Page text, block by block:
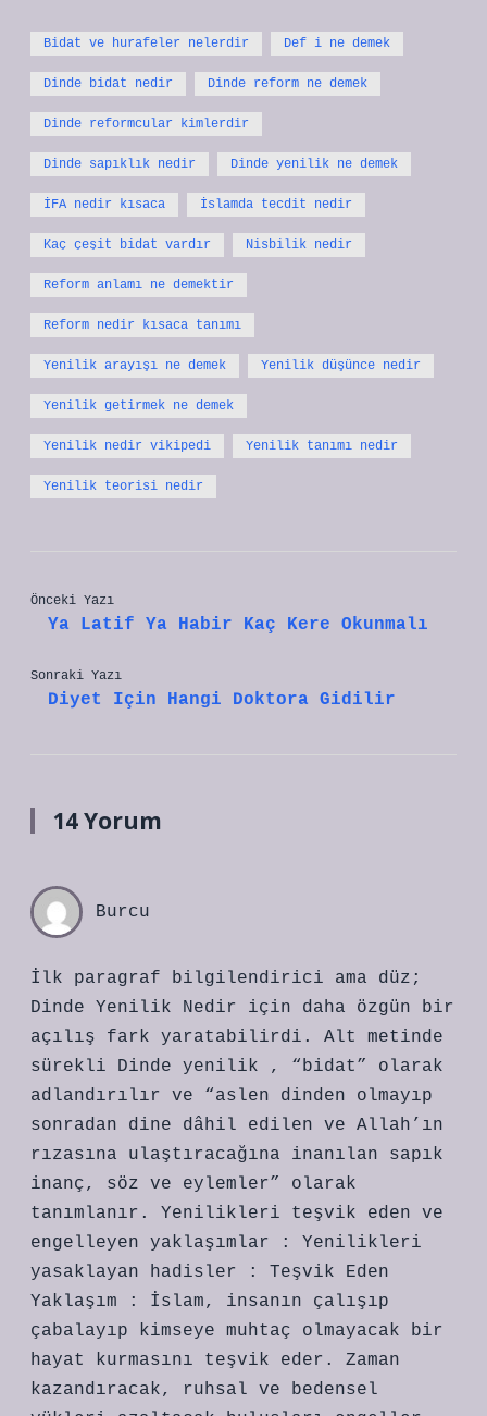
Bidat ve hurafeler nelerdir Def i ne demek
Dinde bidat nedir Dinde reform ne demek
Dinde reformcular kimlerdir
Dinde sapıklık nedir Dinde yenilik ne demek
İFA nedir kısaca İslamda tecdit nedir
Kaç çeşit bidat vardır Nisbilik nedir
Reform anlamı ne demektir
Reform nedir kısaca tanımı
Yenilik arayışı ne demek Yenilik düşünce nedir
Yenilik getirmek ne demek
Yenilik nedir vikipedi Yenilik tanımı nedir
Yenilik teorisi nedir
Önceki Yazı
Ya Latif Ya Habir Kaç Kere Okunmalı
Sonraki Yazı
Diyet Için Hangi Doktora Gidilir
14 Yorum
Burcu
İlk paragraf bilgilendirici ama düz;
Dinde Yenilik Nedir için daha özgün bir
açılış fark yaratabilirdi. Alt metinde
sürekli Dinde yenilik , “bidat” olarak
adlandırılır ve “aslen dinden olmayıp
sonradan dine dâhil edilen ve Allah’ın
rızasına ulaştıracağına inanılan sapık
inanç, söz ve eylemler” olarak
tanımlanır. Yenilikleri teşvik eden ve
engelleyen yaklaşımlar : Yenilikleri
yasaklayan hadisler : Teşvik Eden
Yaklaşım : İslam, insanın çalışıp
çabalayıp kimseye muhtaç olmayacak bir
hayat kurmasını teşvik eder. Zaman
kazandıracak, ruhsal ve bedensel